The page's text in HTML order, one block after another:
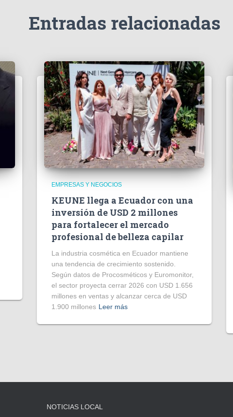
Entradas relacionadas
EMPRESAS Y NEGOCIOS
KEUNE llega a Ecuador con una
inversión de USD 2 millones
para fortalecer el mercado
profesional de belleza capilar
La industria cosmética en Ecuador mantiene
una tendencia de crecimiento sostenido.
Según datos de Procosméticos y Euromonitor,
el sector proyecta cerrar 2026 con USD 1.656
millones en ventas y alcanzar cerca de USD
1.900 millones Leer más
NOTICIAS LOCAL